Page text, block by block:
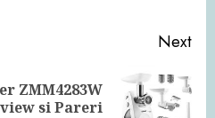
Next
ZMM4283W
si Pareri